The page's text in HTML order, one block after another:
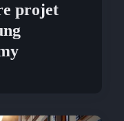
projet